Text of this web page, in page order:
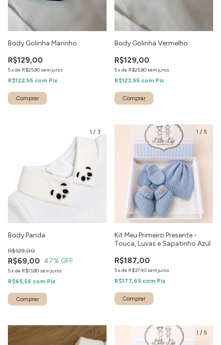
Body Golinha Marinho
R$129,00
5xde R$25,80 sem juros
R$122,55 com Pix
Body Golinha Vermelho
R$129,00
5xde R$25,80 sem juros
R$122,55 com Pix
1 / 3
Body Panda
R$69,00
R$129,00
47% OFF
5xde R$13,80 sem juros
R$65,55 com Pix
1 / 5
Kit Meu Primeiro Presente -
Touca, Luvas e Sapatinho Azul
R$187,00
5xde R$37,40 sem juros
R$177,65 com Pix
Comprar
1 / 4 1 / 5